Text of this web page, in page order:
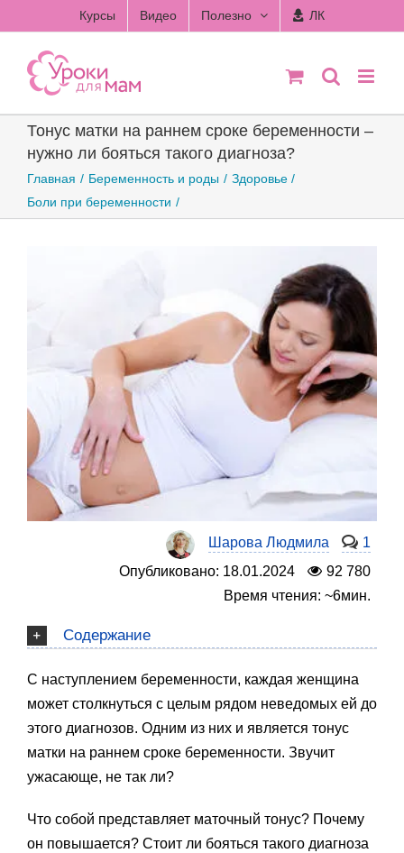
to
content
Курсы Видео Полезно ЛК
Тонус матки на раннем сроке беременности –
нужно ли бояться такого диагноза?
Главная Беременность и роды
Здоровье
Боли при беременности
Шарова Людмила
1
Опубликовано: 18.01.2024
92 780
Время чтения: ~6мин.
Содержание
С наступлением беременности, каждая женщина
может столкнуться с целым рядом неведомых ей до
этого диагнозов. Одним из них и является тонус
матки на раннем сроке беременности. Звучит
ужасающе, не так ли?
Что собой представляет маточный тонус? Почему
он повышается? Стоит ли бояться такого диагноза